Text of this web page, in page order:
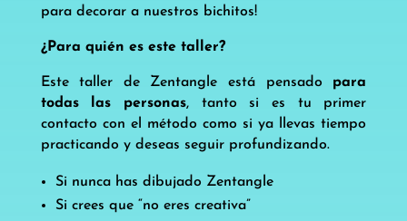
para decorar a nuestros bichitos!
¿Para quién es este taller?
Este taller de Zentangle está pensado para
todas las personas, tanto si es tu primer
contacto con el método como si ya llevas tiempo
practicando y deseas seguir profundizando.
Si nunca has dibujado Zentangle
Si crees que “no eres creativa”